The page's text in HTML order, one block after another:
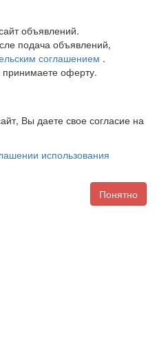
объявлений.
подача объявлений,
соглашением .
принимаете оферту.
Вы даете свое согласие на
использования
Понятно